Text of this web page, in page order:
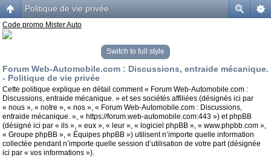
Politique de vie privée
Code promo Mister Auto
Switch to full style
Forum Web-Automobile.com : Discussions, entraide mécanique.
- Politique de vie privée
Cette politique explique en détail comment « Forum Web-Automobile.com :
Discussions, entraide mécanique. » et ses sociétés affiliées (désignés ici par
« nous », « notre », « nos », « Forum Web-Automobile.com : Discussions,
entraide mécanique. », « https://forum.web-automobile.com:443 ») et phpBB
(désigné ici par « ils », « eux », « leur », « logiciel phpBB », « www.phpbb.com »,
« Groupe phpBB », « Équipes phpBB ») utilisent n’importe quelle information
collectée pendant n’importe quelle session d’utilisation de votre part (désignée
ici par « vos informations »).